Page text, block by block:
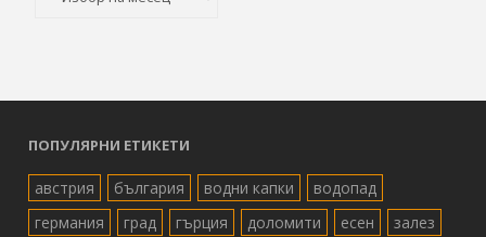
ПОПУЛЯРНИ ЕТИКЕТИ
австрия българия водни капки
водопад
германия
град гърция доломити есен
залез